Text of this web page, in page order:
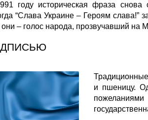
году историческая фраза
“Слава Украине – Героям
они – голос народа, прозвучавший на
Традиционные
и пшеницу.